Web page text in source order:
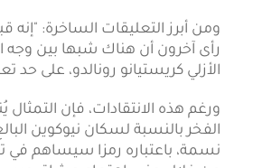
ومن أبرز التعليقات الساخرة: "إنه
رأى آخرون أن هناك شبها بين وجه
الأزلي كريستيانو رونالدو، على حد
ورغم هذه الانتقادات، فإن التمثال
نسمة، باعتباره رمزا سيساهم في